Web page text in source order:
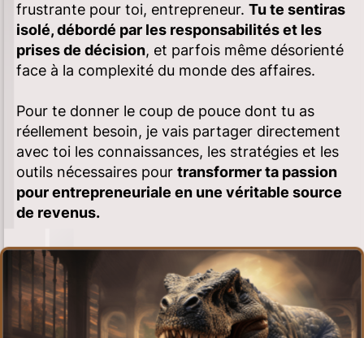
frustrante pour toi, entrepreneur. Tu te sentiras
isolé, débordé par les responsabilités et les
prises de décision, et parfois même désorienté
face à la complexité du monde des affaires.
Pour te donner le coup de pouce dont tu as
réellement besoin, je vais partager directement
avec toi les connaissances, les stratégies et les
outils nécessaires pour transformer ta passion
pour entrepreneuriale en une véritable source
de revenus.